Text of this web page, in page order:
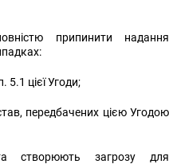
припинити надання
цієї Угоди;
передбачених цією Угодою
створюють загрозу для